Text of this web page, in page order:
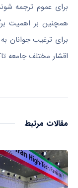
برای عموم ترجمه
همچنین بر اهمیت
برای ترغیب جوانان
اقشار مختلف جامعه
مقالات مرتبط